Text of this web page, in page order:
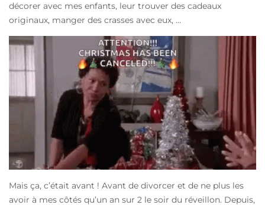
décorer avec mes enfants, leur trouver des cadeaux
originaux, manger des crasses avec eux, …
Mais ça, c’était avant ! Avant de divorcer et de ne plus les
avoir à mes côtés qu’un an sur 2 le soir du réveillon. Depuis,